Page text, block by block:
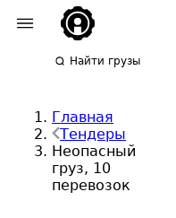
Найти грузы
Главная
Тендеры
Неопасный
груз, 10
перевозок